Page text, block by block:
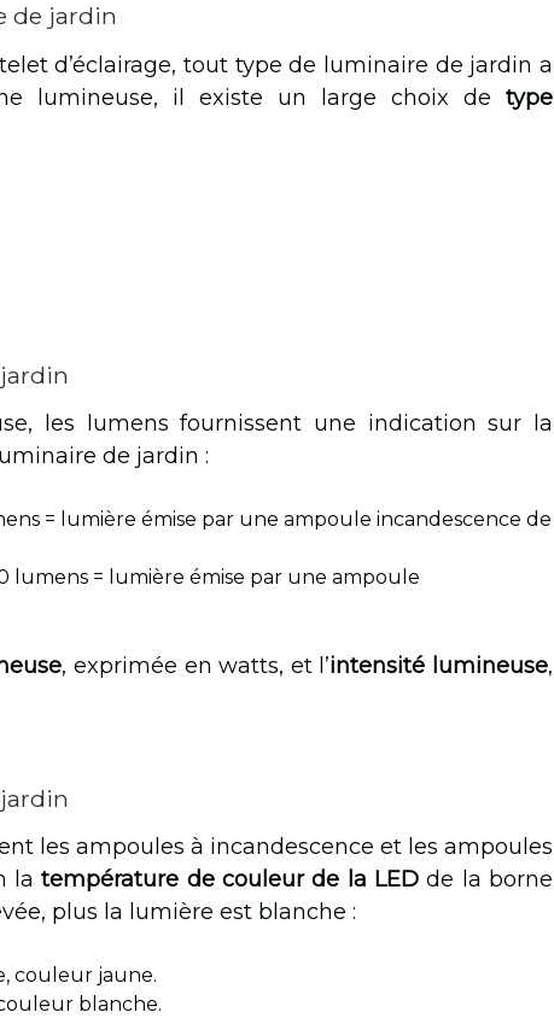
de jardin
d’éclairage, tout type de luminaire de jardin a
lumineuse, il existe un large choix de type
les lumens fournissent une indication sur la
de jardin :
= lumière émise par une ampoule incandescence de
lumens = lumière émise par une ampoule
, exprimée en watts, et l’intensité lumineuse,
les ampoules à incandescence et les ampoules
latempérature de couleur de la LEDde la borne
plus la lumière est blanche :
couleur jaune.
blanche.